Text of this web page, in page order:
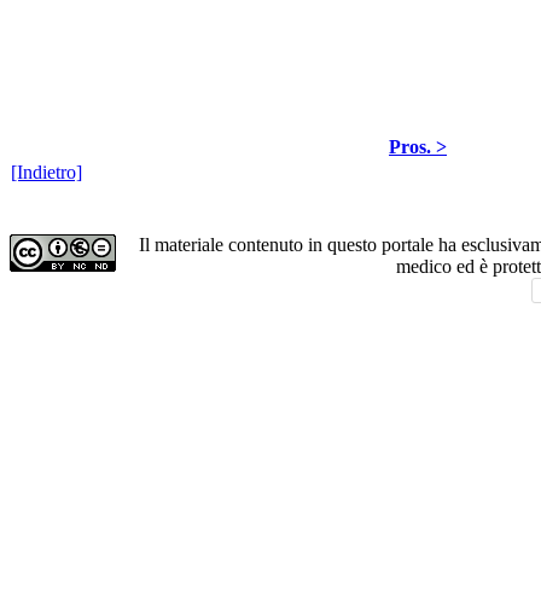
Pros. >
[Indietro]
Il materiale contenuto in questo portale ha
medico ed è